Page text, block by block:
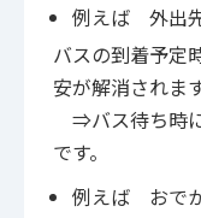
例えば 外出
バスの到着予定
安が解消されます
⇒バス待ち時
です。
例えば おで